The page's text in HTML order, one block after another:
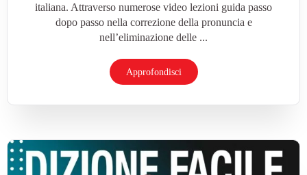
italiana. Attraverso numerose video lezioni guida passo
dopo passo nella correzione della pronuncia e
nell’eliminazione delle ...
Approfondisci